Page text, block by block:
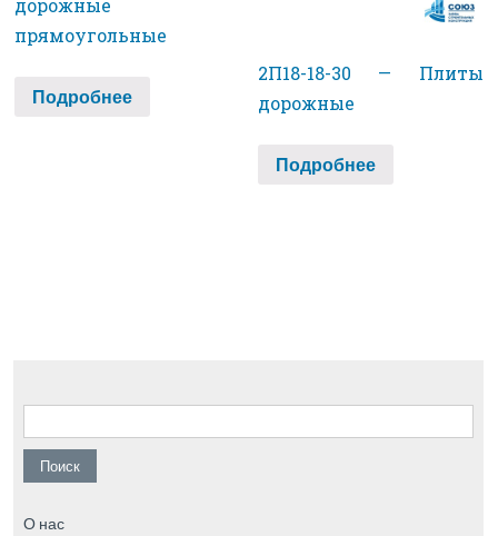
дорожные
прямоугольные
Подробнее
2П18-18-30 — Плиты
дорожные
Подробнее
Найти:
О нас